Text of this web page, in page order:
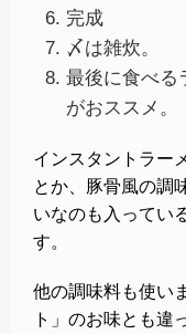
完成
〆は雑炊。
最後に食べる
がおススメ。
インスタントラー
とか、豚骨風の調
いなのも入ってい
す。
他の調味料も使い
ト」のお味とも違